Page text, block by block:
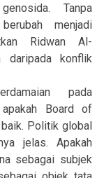
Tanpa
menjadi
Ridwan Al-
daripada konflik
pada
apakah Board of
baik. Politik global
jelas. Apakah
sebagai subjek